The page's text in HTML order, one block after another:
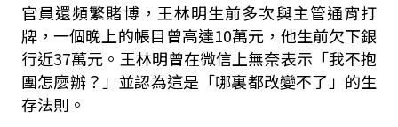
官員還頻繁賭博，王林明生前多次與主管通宵打
牌，一個晚上的帳目曾高達10萬元，他生前欠下銀
行近37萬元。王林明曾在微信上無奈表示「我不抱
團怎麼辦？」並認為這是「哪裏都改變不了」的生
存法則。